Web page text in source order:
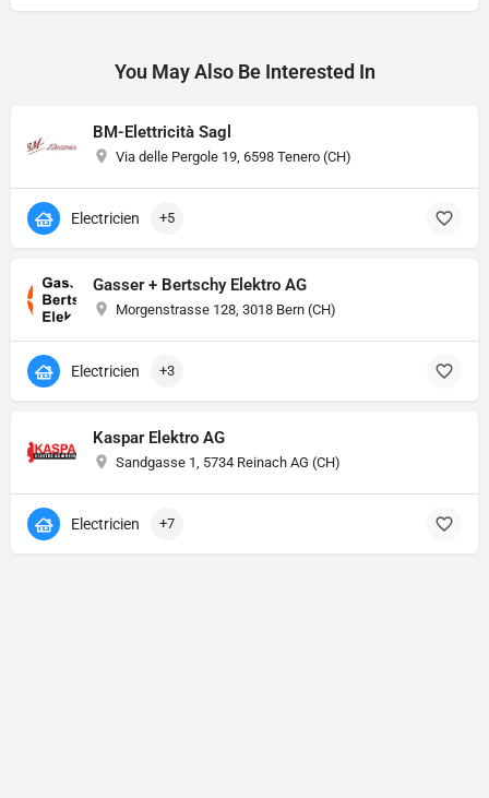
You May Also Be Interested In
BM-Elettricità Sagl
Via delle Pergole 19, 6598 Tenero (CH)
Electricien +5
Gasser + Bertschy Elektro AG
Morgenstrasse 128, 3018 Bern (CH)
Electricien +3
Kaspar Elektro AG
Sandgasse 1, 5734 Reinach AG (CH)
Electricien +7